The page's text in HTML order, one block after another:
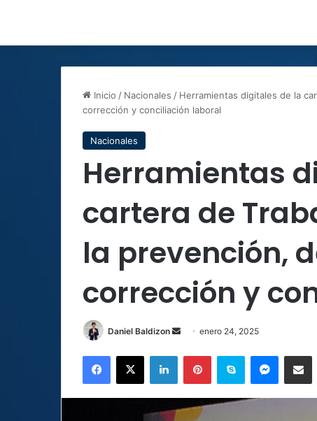
Inicio / Nacionales / Herramientas digitales de la
corrección y conciliación laboral
Nacionales
Herramientas
cartera de
la prevención,
corrección y
Daniel Baldizon
Send
email
enero 24, 2025
Facebook
X LinkedInPinterestSkype